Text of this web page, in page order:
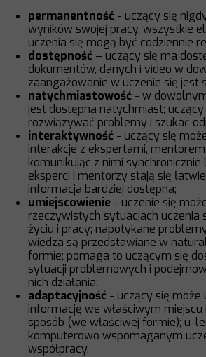
permanentność - uczący się
wyników swojej pracy, wszystkie
uczenia się mogą być codziennie
dostępność – uczący się ma
dokumentów, danych i video w
zaangażowanie w uczenie się jest
natychmiastowość - w
jest dostępna natychmiast;
rozwiązywać problemy i szukać
interaktywność - uczący się
interakcje z ekspertami,
komunikując z nimi synchronicznie
eksperci i mentorzy stają się
informacja bardziej dostępna;
umiejscowienie - uczenie się
rzeczywistych sytuacjach uczenia
życiu i pracy; napotykane
wiedza są przedstawiane w
formie; pomaga to uczącym się
sytuacji problemowych i
nich działania;
adaptacyjność - uczący się może
informację we właściwym miejscu
sposób (we właściwej formie); u-
komputerowo wspomaganym
współpracy.